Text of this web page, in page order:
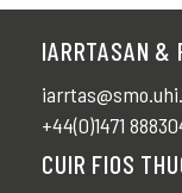
IARRTASAN &
+44(0)1471
CUIR FIOS